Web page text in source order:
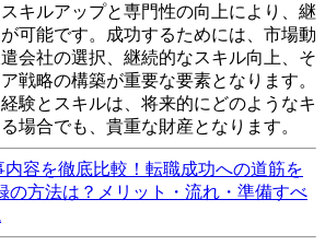
キルアップと専門性の向上により、継
可能です。成功するためには、市場動
会社の選択、継続的なスキル向上、そ
戦略の構築が重要な要素となります。
験とスキルは、将来的にどのようなキ
場合でも、貴重な財産となります。
容を徹底比較！転職成功への道筋を
の方法は？メリット・流れ・準備すべ